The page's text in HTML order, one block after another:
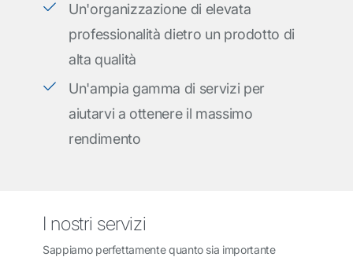
Un'organizzazione di elevata
professionalità dietro un prodotto di
alta qualità
Un'ampia gamma di servizi per
aiutarvi a ottenere il massimo
rendimento
I nostri servizi
Sappiamo perfettamente quanto sia importante